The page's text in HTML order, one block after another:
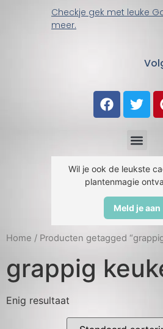
Checkje gek met leuke
meer.
Wil je ook de leukste
plantenmagie
Meld je aan
Home / Producten getagged
grappig
Enig resultaat